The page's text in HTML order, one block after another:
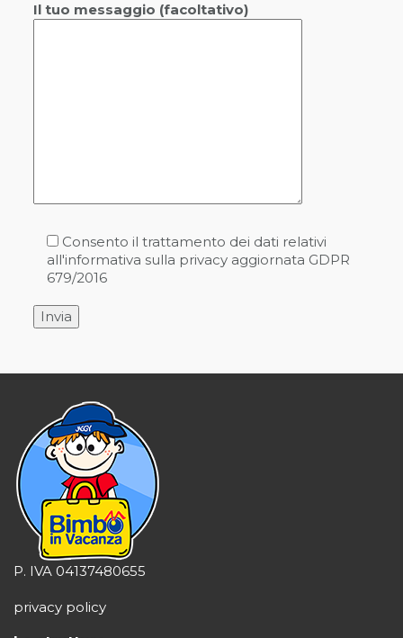
Il tuo messaggio (facoltativo)
Consento il trattamento dei dati relativi
all'informativa sulla privacy aggiornata GDPR
679/2016
P. IVA 04137480655
privacy policy